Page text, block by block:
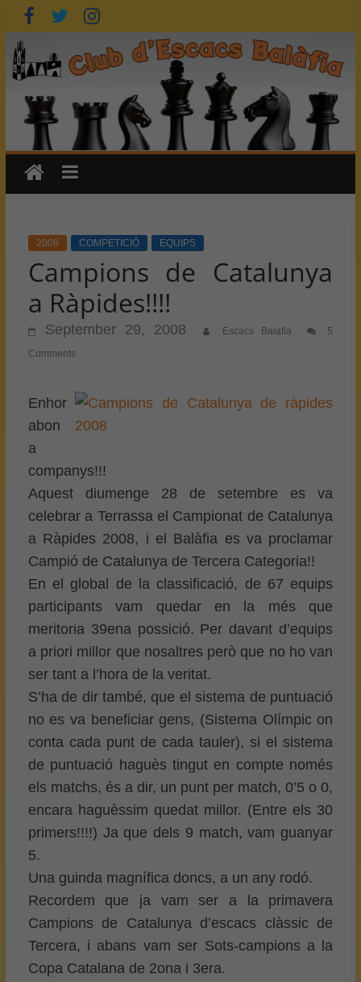
Skip
to
content
2008 COMPETICIÓ EQUIPS
Campions de Catalunya
a Ràpides!!!!
September 29, 2008 Escacs Balafia
5
Comments
Enhor
abon
a
companys!!!
Aquest diumenge 28 de setembre es va
celebrar a Terrassa el Campionat de Catalunya
a Ràpides 2008, i el Balàfia es va proclamar
Campió de Catalunya de Tercera Categoria!!
En el global de la classificació, de 67 equips
participants vam quedar en la més que
meritoria 39ena possició. Per davant d’equips
a priori millor que nosaltres però que no ho van
ser tant a l’hora de la veritat.
S’ha de dir també, que el sistema de puntuació
no es va beneficiar gens, (Sistema Olímpic on
conta cada punt de cada tauler), si el sistema
de puntuació haguès tingut en compte només
els matchs, és a dir, un punt per match, 0’5 o 0,
encara haguèssim quedat millor. (Entre els 30
primers!!!!) Ja que dels 9 match, vam guanyar
5.
Una guinda magnífica doncs, a un any rodó.
Recordem que ja vam ser a la primavera
Campions de Catalunya d’escacs clàssic de
Tercera, i abans vam ser Sots-campions a la
Copa Catalana de 2ona i 3era.